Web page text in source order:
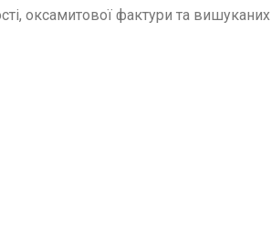
оксамитової фактури та вишуканих